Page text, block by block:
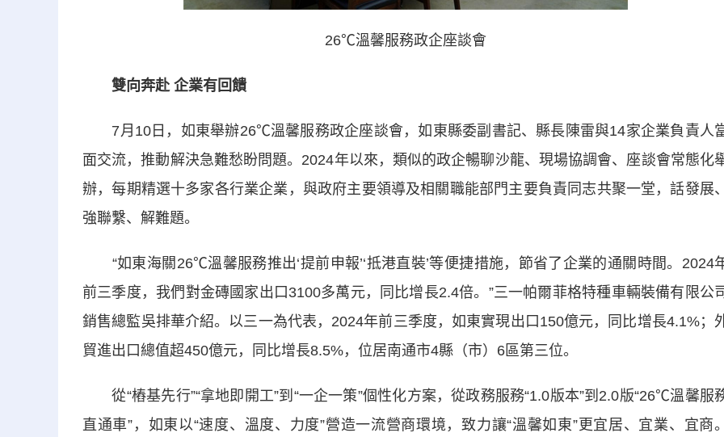
26℃溫馨服務政企座談會
雙向奔赴 企業有回饋
7月10日，如東舉辦26℃溫馨服務政企座談會，如東縣委副書記、縣長陳雷與14家企業負責人
面交流，推動解決急難愁盼問題。2024年以來，類似的政企暢聊沙龍、現場協調會、座談會常態化
辦，每期精選十多家各行業企業，與政府主要領導及相關職能部門主要負責同志共聚一堂，話發展、
強聯繫、解難題。
“如東海關26℃溫馨服務推出‘提前申報’‘抵港直裝’等便捷措施，節省了企業的通關時間。2024
前三季度，我們對金磚國家出口3100多萬元，同比增長2.4倍。”三一帕爾菲格特種車輛裝備有限公司
銷售總監吳排華介紹。以三一為代表，2024年前三季度，如東實現出口150億元，同比增長4.1%；
貿進出口總值超450億元，同比增長8.5%，位居南通市4縣（市）6區第三位。
從“樁基先行”“拿地即開工”到“一企一策”個性化方案，從政務服務“1.0版本”到2.0版“26℃溫馨服
直通車”，如東以“速度、溫度、力度”營造一流營商環境，致力讓“溫馨如東”更宜居、宜業、宜商。